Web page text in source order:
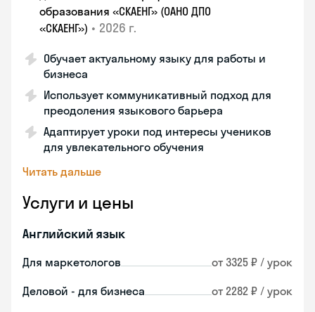
образования «СКАЕНГ» (ОАНО ДПО
«СКАЕНГ») • 2026 г.
Обучает актуальному языку для работы и
бизнеса
Использует коммуникативный подход для
преодоления языкового барьера
Адаптирует уроки под интересы учеников
для увлекательного обучения
Читать дальше
Услуги и цены
Английский язык
Для маркетологов от 3325 ₽ / урок
Деловой - для бизнеса от 2282 ₽ / урок